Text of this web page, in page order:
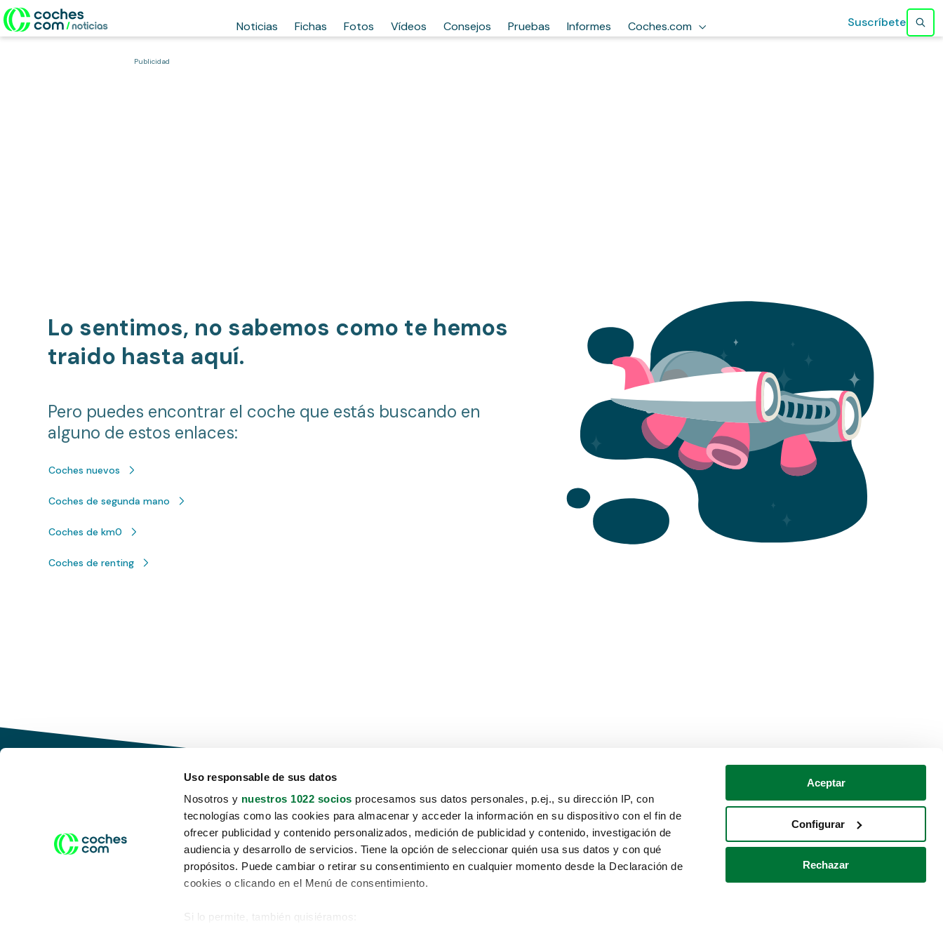
Uso responsable de sus datos
Nosotros y nuestros 1022 socios procesamos sus datos personales, p.ej., su dirección IP, con
tecnologías como las cookies para almacenar y acceder la información en su dispositivo con el fin de
ofrecer publicidad y contenido personalizados, medición de publicidad y contenido, investigación de
audiencia y desarrollo de servicios. Tiene la opción de seleccionar quién usa sus datos y con qué
propósitos. Puede cambiar o retirar su consentimiento en cualquier momento desde la Declaración de
cookies o clicando en el Menú de consentimiento.
Si lo permite, también quisiéramos:
Aceptar
Configurar
Rechazar
Noticias Fichas Fotos Vídeos Consejos Pruebas Informes Coches.com Suscríbete
Publicidad
Lo sentimos, no sabemos como te hemos
traido hasta aquí.
Pero puedes encontrar el coche que estás buscando en
alguno de estos enlaces:
Coches nuevos
Coches de segunda mano
Coches de km0
Coches de renting
Conduce tu futuro,
desata tu movilidad